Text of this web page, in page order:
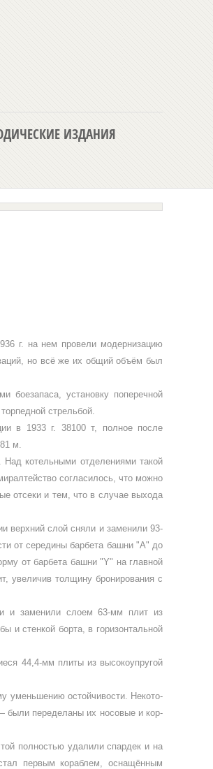
ИЗДАНИЯ
г. на нем провели мо­дернизацию
но всё же их общий объём был
боезапаса, установ­ку поперечной
стрельбой.
в 1933 г. 38100 т, пол­ное после
м.
котельными отделениями такой
согласилось, что можно
отсеки и тем, что в слу­чае выхода
верхний слой сня­ли и заменили 93-
от середины барбета башни "А" до
от барбета башни "Y" на главной
увеличив толщину бронирования с
и заменили слоем 63-мм плит из
и стенкой борта, в горизонтальной
44,4-мм плиты из высокоупругой
уменьшению остойчивости. Некото­
были передела­ны их носовые и кор­
полностью удалили спардек и на
первым кораблем, оснащённым